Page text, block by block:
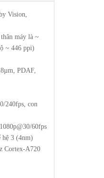
Vision,
máy là ~
~ 446 ppi)
PDAF,
240fps, con
60fps
hệ 3 (4nm)
Cortex-A720